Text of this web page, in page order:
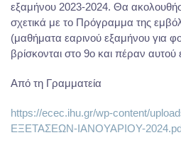
εξαμήνου 2023-2024. Θα
σχετικά με το Πρόγραμμα της
(μαθήματα εαρινού εξαμήνου για
βρίσκονται στο 9ο και πέραν
Από τη Γραμματεία
https://ecec.ihu.gr/wp-content/
ΕΞΕΤΑΣΕΩΝ-ΙΑΝΟΥΑΡΙΟΥ-